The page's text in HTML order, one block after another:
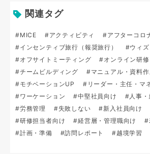
関連タグ
#MICE #アクティビティ
#アフターコロ
#インセンティブ旅行（報奨旅行）
#ウィズ
#オフサイトミーティング
#オンライン研修
#チームビルディング
#マニュアル・資料
#モチベーションUP
#リーダー・主任・マ
#ワーケーション
#中堅社員向け
#人事・
#労務管理
#失敗しない #新入社員向け
#研修担当者向け
#経営層・管理職向け
#
#計画・準備
#訪問レポート #越境学習